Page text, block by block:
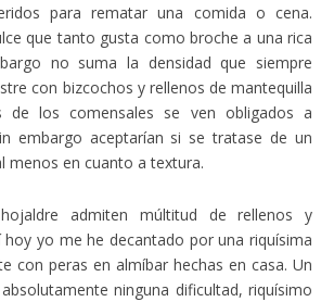
para rematar una comida o cena.
que tanto gusta como broche a una rica
no suma la densidad que siempre
con bizcochos y rellenos de mantequilla
los comensales se ven obligados a
embargo aceptarían si se tratase de un
menos en cuanto a textura.
admiten múltitud de rellenos y
hoy yo me he decantado por una riquísima
con peras en almíbar hechas en casa. Un
ninguna dificultad, riquísimo